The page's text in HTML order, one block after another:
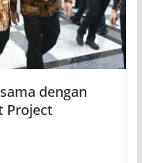
dengan
Project